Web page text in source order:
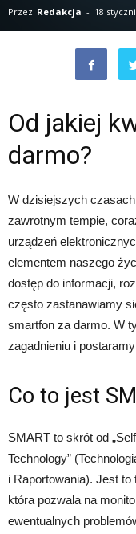
Przez Redakcja - 18
Od jakiej
darmo?
W dzisiejszych
zawrotnym tempie,
urządzeń
elementem naszego
dostęp do informacji,
często zastanawiamy
smartfon za darmo. W
zagadnieniu i
Co to jest
SMART to skrót od
Technology”
i Raportowania). Jest
która pozwala na
ewentualnych